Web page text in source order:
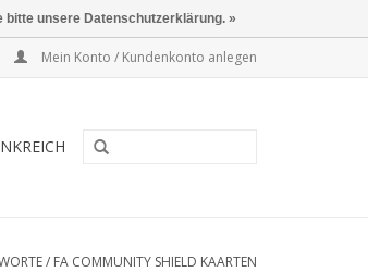
Mein Konto / Kundenkonto anlegen
/ FA COMMUNITY SHIELD KAARTEN
bitte unsere Datenschutzerklärung. »